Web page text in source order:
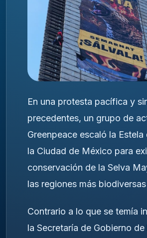
En una protesta pacífica y
precedentes, un grupo de
Greenpeace escaló la Estela
la Ciudad de México para
conservación de la Selva
las regiones más
Contrario a lo que se temía
la Secretaría de Gobierno